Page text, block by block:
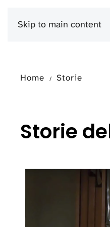
Skip to main content
Home Storie
Storie